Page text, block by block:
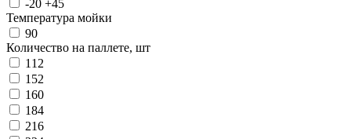
-20 +45
Температура мойки
90
Количество на паллете, шт
112
152
160
184
216